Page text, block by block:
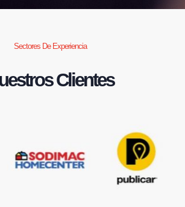
Sectores De Experiencia
Clientes